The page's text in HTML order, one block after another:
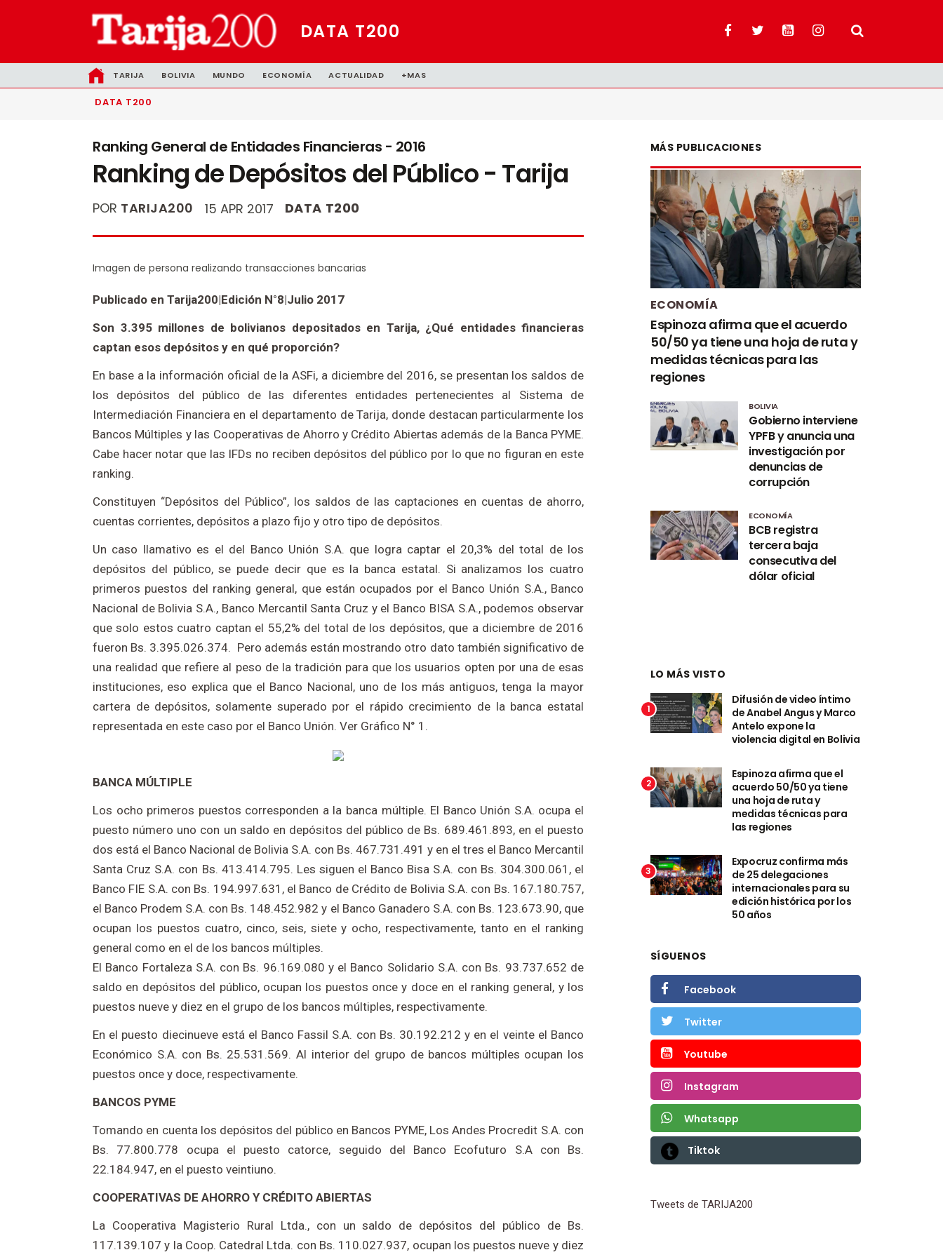
DATA T200
TARIJA BOLIVIA MUNDO ECONOMÍA ACTUALIDAD +MAS
DATA T200
Ranking General de Entidades Financieras - 2016
Ranking de Depósitos del Público - Tarija
POR TARIJA200 15 APR 2017 DATA T200
Imagen de persona realizando transacciones bancarias
Publicado en Tarija200|Edición N°8|Julio 2017
Son 3.395 millones de bolivianos depositados en Tarija, ¿Qué entidades financieras
captan esos depósitos y en qué proporción?
En base a la información oficial de la ASFi, a diciembre del 2016, se presentan los saldos de
los depósitos del público de las diferentes entidades pertenecientes al Sistema de
Intermediación Financiera en el departamento de Tarija, donde destacan particularmente los
Bancos Múltiples y las Cooperativas de Ahorro y Crédito Abiertas además de la Banca PYME.
Cabe hacer notar que las IFDs no reciben depósitos del público por lo que no figuran en este
ranking.
Constituyen “Depósitos del Público”, los saldos de las captaciones en cuentas de ahorro,
cuentas corrientes, depósitos a plazo fijo y otro tipo de depósitos.
Un caso llamativo es el del Banco Unión S.A. que logra captar el 20,3% del total de los
depósitos del público, se puede decir que es la banca estatal. Si analizamos los cuatro
primeros puestos del ranking general, que están ocupados por el Banco Unión S.A., Banco
Nacional de Bolivia S.A., Banco Mercantil Santa Cruz y el Banco BISA S.A., podemos observar
que solo estos cuatro captan el 55,2% del total de los depósitos, que a diciembre de 2016
fueron Bs. 3.395.026.374. Pero además están mostrando otro dato también significativo de
una realidad que refiere al peso de la tradición para que los usuarios opten por una de esas
instituciones, eso explica que el Banco Nacional, uno de los más antiguos, tenga la mayor
cartera de depósitos, solamente superado por el rápido crecimiento de la banca estatal
representada en este caso por el Banco Unión. Ver Gráfico N° 1.
BANCA MÚLTIPLE
Los ocho primeros puestos corresponden a la banca múltiple. El Banco Unión S.A. ocupa el
puesto número uno con un saldo en depósitos del público de Bs. 689.461.893, en el puesto
dos está el Banco Nacional de Bolivia S.A. con Bs. 467.731.491 y en el tres el Banco Mercantil
Santa Cruz S.A. con Bs. 413.414.795. Les siguen el Banco Bisa S.A. con Bs. 304.300.061, el
Banco FIE S.A. con Bs. 194.997.631, el Banco de Crédito de Bolivia S.A. con Bs. 167.180.757,
el Banco Prodem S.A. con Bs. 148.452.982 y el Banco Ganadero S.A. con Bs. 123.673.90, que
ocupan los puestos cuatro, cinco, seis, siete y ocho, respectivamente, tanto en el ranking
general como en el de los bancos múltiples.
El Banco Fortaleza S.A. con Bs. 96.169.080 y el Banco Solidario S.A. con Bs. 93.737.652 de
saldo en depósitos del público, ocupan los puestos once y doce en el ranking general, y los
puestos nueve y diez en el grupo de los bancos múltiples, respectivamente.
En el puesto diecinueve está el Banco Fassil S.A. con Bs. 30.192.212 y en el veinte el Banco
Económico S.A. con Bs. 25.531.569. Al interior del grupo de bancos múltiples ocupan los
puestos once y doce, respectivamente.
BANCOS PYME
Tomando en cuenta los depósitos del público en Bancos PYME, Los Andes Procredit S.A. con
Bs. 77.800.778 ocupa el puesto catorce, seguido del Banco Ecofuturo S.A con Bs.
22.184.947, en el puesto veintiuno.
COOPERATIVAS DE AHORRO Y CRÉDITO ABIERTAS
La Cooperativa Magisterio Rural Ltda., con un saldo de depósitos del público de Bs.
117.139.107 y la Coop. Catedral Ltda. con Bs. 110.027.937, ocupan los puestos nueve y diez
MÁS PUBLICACIONES
ECONOMÍA
Espinoza afirma que el acuerdo
50/50 ya tiene una hoja de ruta y
medidas técnicas para las
regiones
BOLIVIA
Gobierno interviene
YPFB y anuncia una
investigación por
denuncias de
corrupción
ECONOMÍA
BCB registra
tercera baja
consecutiva del
dólar oficial
LO MÁS VISTO
1
Difusión de video íntimo
de Anabel Angus y Marco
Antelo expone la
violencia digital en Bolivia
2
Espinoza afirma que el
acuerdo 50/50 ya tiene
una hoja de ruta y
medidas técnicas para
las regiones
3
Expocruz confirma más
de 25 delegaciones
internacionales para su
edición histórica por los
50 años
SÍGUENOS
Facebook
Twitter
Youtube
Instagram
Whatsapp
Tiktok
Tweets de TARIJA200